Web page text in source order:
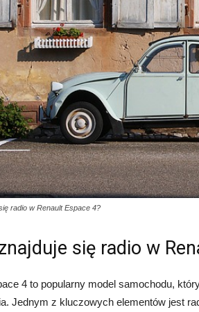
radio w Renault Espace 4?
się radio w
4 to popularny model samochodu,
Jednym z kluczowych elementów jest